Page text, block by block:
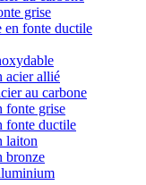
grise
en fonte ductile
acier allié
au carbone
fonte grise
fonte ductile
laiton
bronze